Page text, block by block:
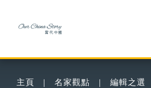
主頁 名家觀點 編輯之選